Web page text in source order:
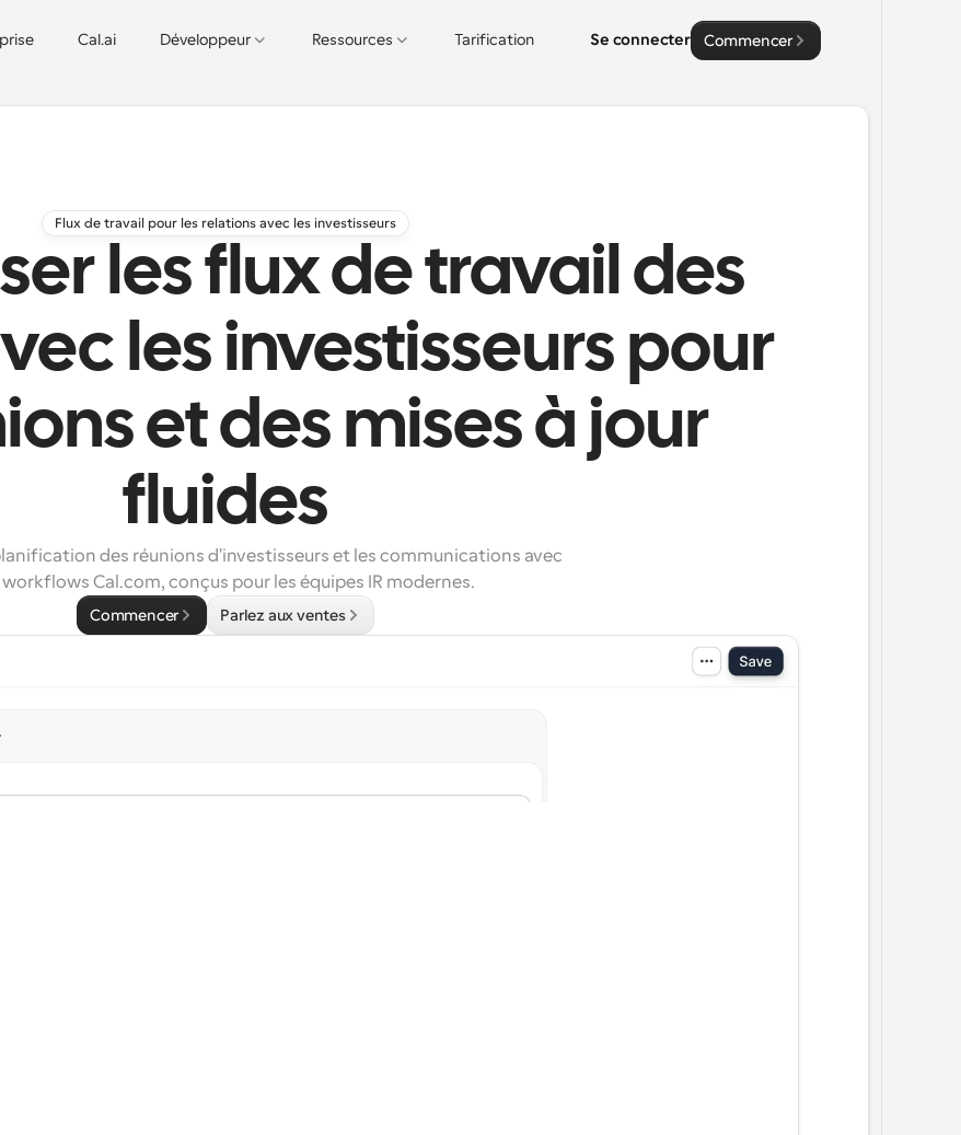
Cal.ai Développeur Ressources Tarification Se connecter Commencer
Flux de travail pour les relations avec les investisseurs
les flux de travail des
les investisseurs pour
et des mises à jour
fluides
des réunions d'investisseurs et les communications avec
workflows Cal.com, conçus pour les équipes IR modernes.
Commencer Parlez aux ventes